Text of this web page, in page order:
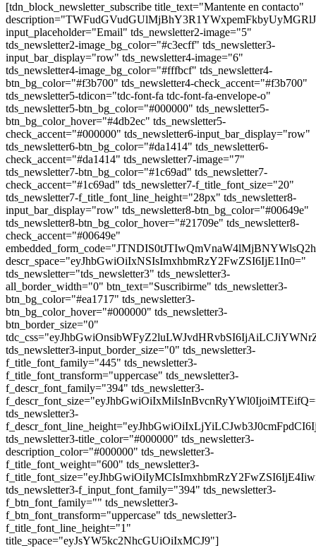
[tdn_block_newsletter_subscribe title_text="Mantente en contacto"
input_placeholder="Email" tds_newsletter2-image="5"
tds_newsletter2-image_bg_color="#c3ecff" tds_newsletter3-
input_bar_display="row" tds_newsletter4-image="6"
tds_newsletter4-image_bg_color="#fffbcf" tds_newsletter4-
btn_bg_color="#f3b700" tds_newsletter4-check_accent="#f3b700"
tds_newsletter5-tdicon="tdc-font-fa tdc-font-fa-envelope-o"
tds_newsletter5-btn_bg_color="#000000" tds_newsletter5-
btn_bg_color_hover="#4db2ec" tds_newsletter5-
check_accent="#000000" tds_newsletter6-input_bar_display="row"
tds_newsletter6-btn_bg_color="#da1414" tds_newsletter6-
check_accent="#da1414" tds_newsletter7-image="7"
tds_newsletter7-btn_bg_color="#1c69ad" tds_newsletter7-
check_accent="#1c69ad" tds_newsletter7-f_title_font_size="20"
tds_newsletter7-f_title_font_line_height="28px" tds_newsletter8-
input_bar_display="row" tds_newsletter8-btn_bg_color="#00649e"
tds_newsletter8-btn_bg_color_hover="#21709e" tds_newsletter8-
check_accent="#00649e"
descr_space="eyJhbGwiOiIxNSIsImxhbmRzY2FwZSI6IjE1In0="
tds_newsletter="tds_newsletter3" tds_newsletter3-
all_border_width="0" btn_text="Suscribirme" tds_newsletter3-
btn_bg_color="#ea1717" tds_newsletter3-
btn_bg_color_hover="#000000" tds_newsletter3-
btn_border_size="0"
tds_newsletter3-input_border_size="0" tds_newsletter3-
f_title_font_family="445" tds_newsletter3-
f_title_font_transform="uppercase" tds_newsletter3-
f_descr_font_family="394" tds_newsletter3-
tds_newsletter3-
tds_newsletter3-title_color="#000000" tds_newsletter3-
description_color="#000000" tds_newsletter3-
f_title_font_weight="600" tds_newsletter3-
tds_newsletter3-f_input_font_family="394" tds_newsletter3-
f_btn_font_family="" tds_newsletter3-
f_btn_font_transform="uppercase" tds_newsletter3-
f_title_font_line_height="1"
title_space="eyJsYW5kc2NhcGUiOiIxMCJ9"]